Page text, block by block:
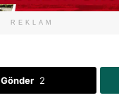
REKLAM
Gönder 2